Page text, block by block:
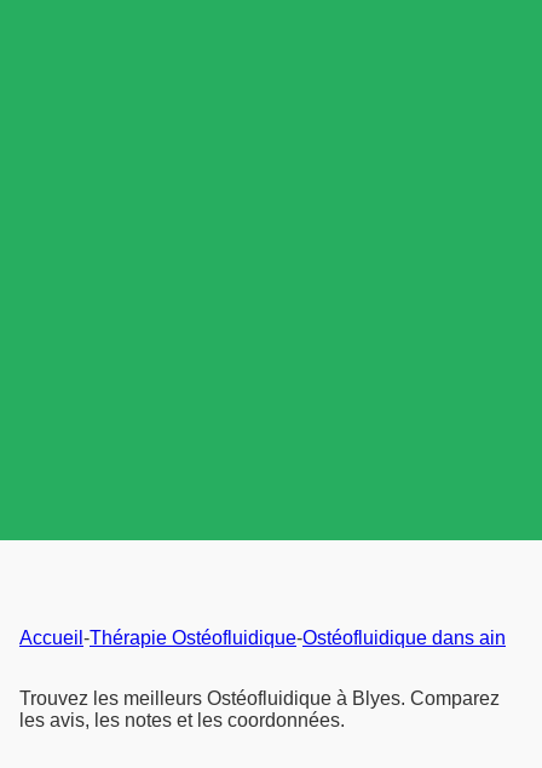
Accueil -Thérapie Ostéofluidique-Ostéofluidique dans ain
Trouvez les meilleurs Ostéofluidique à Blyes. Comparez
les avis, les notes et les coordonnées.